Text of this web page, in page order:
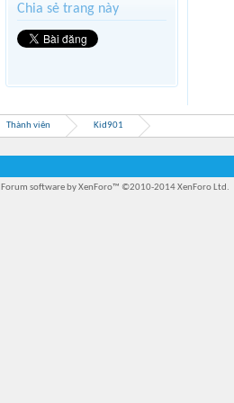
Chia sẻ trang này
Thành viên Kid901
Forum software by XenForo™ ©2010-2014 XenForo Ltd.